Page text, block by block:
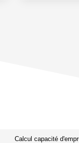
Calcul capacité